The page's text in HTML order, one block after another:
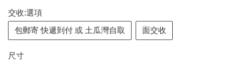
交收:選項
包郵寄 快遞到付 或 土瓜灣自取 面交收
尺寸